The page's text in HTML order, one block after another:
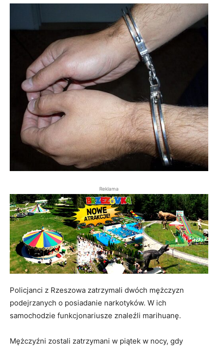
Reklama
Policjanci z Rzeszowa zatrzymali dwóch mężczyzn
podejrzanych o posiadanie narkotyków. W ich
samochodzie funkcjonariusze znaleźli marihuanę.
Mężczyźni zostali zatrzymani w piątek w nocy, gdy